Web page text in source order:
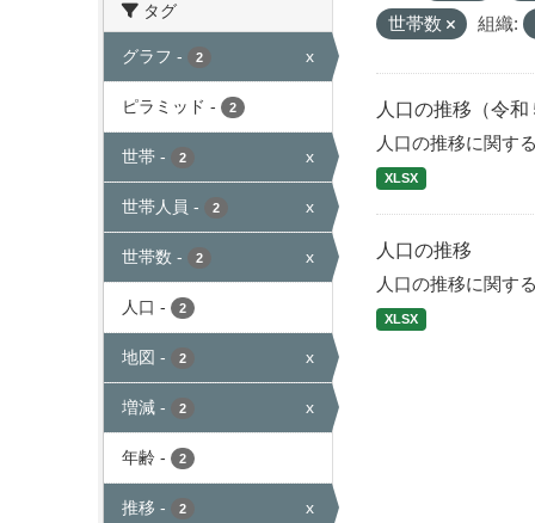
タグ
グラフ - 2 x
ピラミッド - 2
世帯 - 2 x
世帯人員 - 2 x
世帯数 - 2 x
人口 - 2
地図 - 2 x
増減 - 2 x
年齢 - 2
推移 - 2 x
世帯数
組織:
人口の推移（令和
人口の推移に関す
XLSX
人口の推移
人口の推移に関す
XLSX